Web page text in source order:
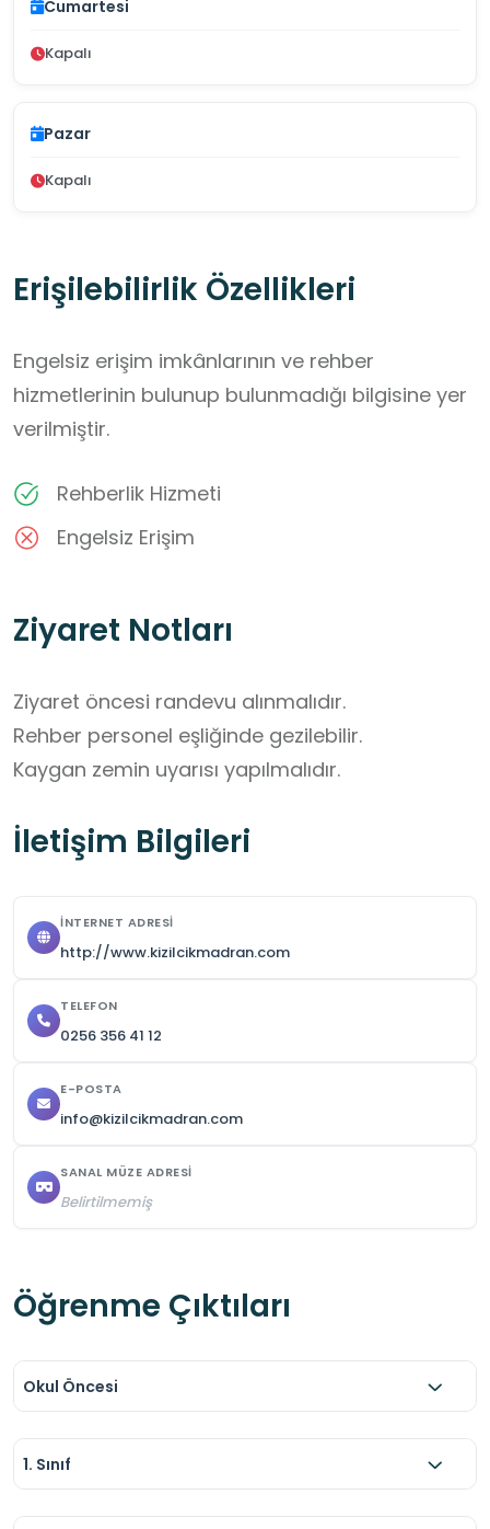
Cumartesi
Kapalı
Pazar
Kapalı
Erişilebilirlik Özellikleri
Engelsiz erişim imkânlarının ve rehber
hizmetlerinin bulunup bulunmadığı bilgisine yer
verilmiştir.
Rehberlik Hizmeti
Engelsiz Erişim
Ziyaret Notları
Ziyaret öncesi randevu alınmalıdır.
Rehber personel eşliğinde gezilebilir.
Kaygan zemin uyarısı yapılmalıdır.
İletişim Bilgileri
İNTERNET ADRESI
http://www.kizilcikmadran.com
TELEFON
0256 356 41 12
E-POSTA
info@kizilcikmadran.com
SANAL MÜZE ADRESI
Belirtilmemiş
Öğrenme Çıktıları
Okul Öncesi
1. Sınıf